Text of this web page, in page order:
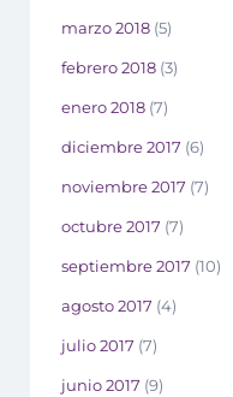
marzo 2018 (5)
febrero 2018 (3)
enero 2018 (7)
diciembre 2017 (6)
noviembre 2017 (7)
octubre 2017 (7)
septiembre 2017 (10)
agosto 2017 (4)
julio 2017 (7)
junio 2017 (9)